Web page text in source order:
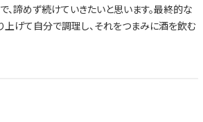
、諦めず続けていきたいと思います。最終的な
上げて自分で調理し、それをつまみに酒を飲む